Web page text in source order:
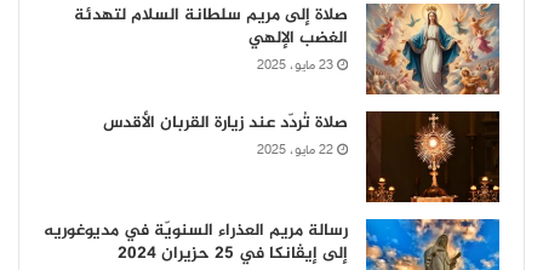
صلاة إلى مريم سلطانة السلام لتهدئة
الغضب الإلهي
23 مايو، 2025
صلاة تُردّد عند زيارة القربان الأقدس
22 مايو، 2025
رسالة مريم العذراء السنويّة في مديوغوريه
إلى إيڤانكا في 25 حزيران 2024